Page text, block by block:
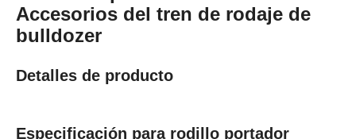
Accesorios del tren de rodaje de
bulldozer
Detalles de producto
Especificación para rodillo portador